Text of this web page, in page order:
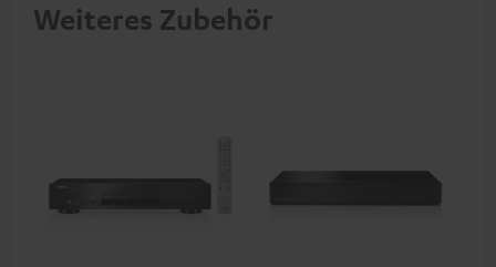
Weiteres Zubehör